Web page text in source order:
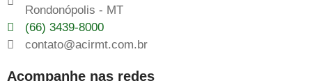
Rondonópolis - MT
(66) 3439-8000
contato@acirmt.com.br
Acompanhe nas redes